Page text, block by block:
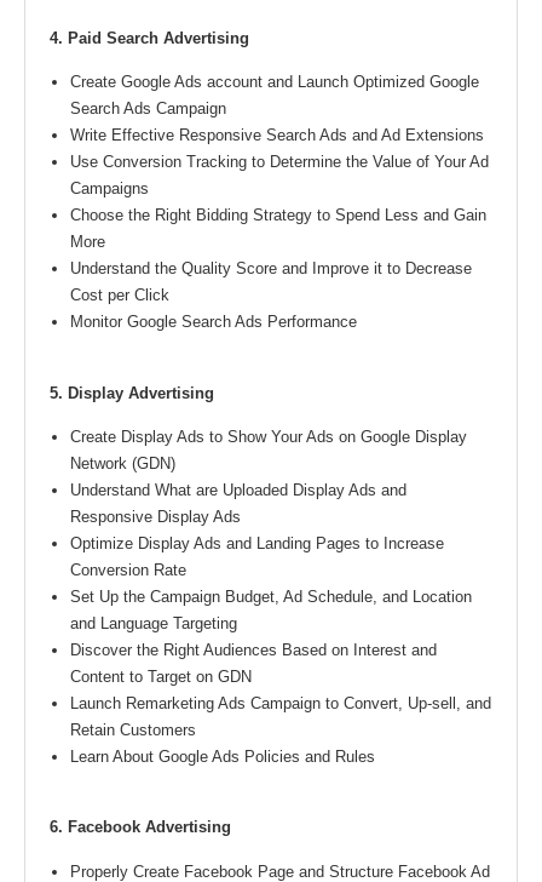
4. Paid Search Advertising
Create Google Ads account and Launch Optimized Google
Search Ads Campaign
Write Effective Responsive Search Ads and Ad Extensions
Use Conversion Tracking to Determine the Value of Your Ad
Campaigns
Choose the Right Bidding Strategy to Spend Less and Gain
More
Understand the Quality Score and Improve it to Decrease
Cost per Click
Monitor Google Search Ads Performance
5. Display Advertising
Create Display Ads to Show Your Ads on Google Display
Network (GDN)
Understand What are Uploaded Display Ads and
Responsive Display Ads
Optimize Display Ads and Landing Pages to Increase
Conversion Rate
Set Up the Campaign Budget, Ad Schedule, and Location
and Language Targeting
Discover the Right Audiences Based on Interest and
Content to Target on GDN
Launch Remarketing Ads Campaign to Convert, Up-sell, and
Retain Customers
Learn About Google Ads Policies and Rules
6. Facebook Advertising
Properly Create Facebook Page and Structure Facebook Ad